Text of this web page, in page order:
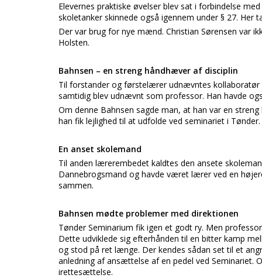
Elevernes praktiske øvelser blev sat i forbindelse
skoletanker skinnede også igennem under § 27. Her
Der var brug for nye mænd. Christian Sørensen var
Holsten.
Bahnsen – en streng håndhæver af disciplin
Til forstander og førstelærer udnævntes kollaboratør
samtidig blev udnævnt som professor. Han havde
Om denne Bahnsen sagde man, at han var en
han fik lejlighed til at udfolde ved seminariet i Tønder.
En anset skolemand
Til anden lærerembedet kaldtes den ansete
Dannebrogsmand og havde været lærer ved en
sammen.
Bahnsen mødte problemer med direktionen
Tønder Seminarium fik igen et godt ry. Men
Dette udviklede sig efterhånden til en bitter kamp
og stod på ret længe. Der kendes sådan set til et
anledning af ansættelse af en pedel ved Seminariet.
irettesættelse.